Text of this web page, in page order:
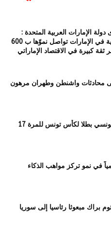
دولة الإمارات العربية المتحدة :
الاستثمارات الإيطالية في الإمارات تواصل نموّها ب 600
كبيرة في الاقتصاد الإماراتي
محادثات واشنطن وطهران مرهون
الترجي الرياضي التونسي بطلا لكأس تونس للمرة 17
في نمو تركز مواهب الذكاء
براك مبعوثا رئاسيا إلى سوريا